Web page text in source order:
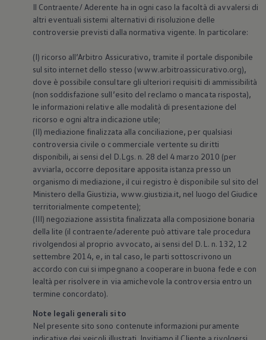
Il Contraente/ Aderente ha in ogni caso la facoltà di avvalersi di
altri eventuali sistemi alternativi di risoluzione delle
controversie previsti dalla normativa vigente. In particolare:
(I) ricorso all’Arbitro Assicurativo, tramite il portale disponibile
sul sito internet dello stesso (www.arbitroassicurativo.org),
dove è possibile consultare gli ulteriori requisiti di ammissibilità
(non soddisfazione sull’esito del reclamo o mancata risposta),
le informazioni relative alle modalità di presentazione del
ricorso e ogni altra indicazione utile;
(II) mediazione finalizzata alla conciliazione, per qualsiasi
controversia civile o commerciale vertente su diritti
disponibili, ai sensi del D.Lgs. n. 28 del 4 marzo 2010 (per
avviarla, occorre depositare apposita istanza presso un
organismo di mediazione, il cui registro è disponibile sul sito del
Ministero della Giustizia, www.giustizia.it, nel luogo del Giudice
territorialmente competente);
(III) negoziazione assistita finalizzata alla composizione bonaria
della lite (il contraente/aderente può attivare tale procedura
rivolgendosi al proprio avvocato, ai sensi del D.L. n. 132, 12
settembre 2014, e, in tal caso, le parti sottoscrivono un
accordo con cui si impegnano a cooperare in buona fede e con
lealtà per risolvere in via amichevole la controversia entro un
termine concordato).
Note legali generali sito
Nel presente sito sono contenute informazioni puramente
indicative dei veicoli illustrati. Invitiamo il Cliente a rivolgersi